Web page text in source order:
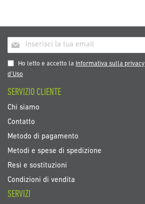
Iscriviti
alla
nostra
Newsletter:
Ho letto e accetto la Informativa sulla privacy
d’Uso
SERVIZIO CLIENTE
Chi siamo
Contatto
Metodo di pagamento
Metodi e spese di spedizione
Resi e sostituzioni
Condizioni di vendita
SERVIZI